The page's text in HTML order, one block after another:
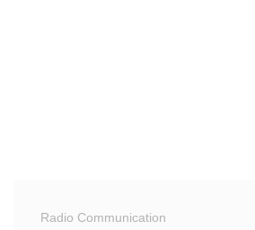
Radio Communication